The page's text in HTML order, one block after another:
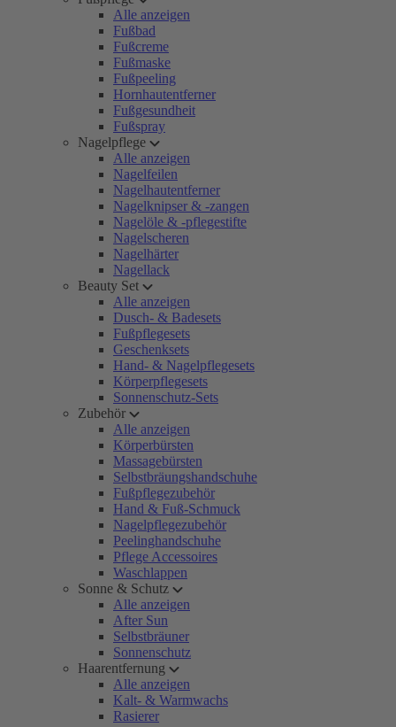
Alle anzeigen
Fußbad
Fußcreme
Fußmaske
Fußpeeling
Hornhautentferner
Fußgesundheit
Fußspray
Nagelpflege
Alle anzeigen
Nagelfeilen
Nagelhautentferner
Nagelknipser & -zangen
Nagelöle & -pflegestifte
Nagelscheren
Nagelhärter
Nagellack
Beauty Set
Alle anzeigen
Dusch- & Badesets
Fußpflegesets
Geschenksets
Hand- & Nagelpflegesets
Körperpflegesets
Sonnenschutz-Sets
Zubehör
Alle anzeigen
Körperbürsten
Massagebürsten
Selbstbräungshandschuhe
Fußpflegezubehör
Hand & Fuß-Schmuck
Nagelpflegezubehör
Peelinghandschuhe
Pflege Accessoires
Waschlappen
Sonne & Schutz
Alle anzeigen
After Sun
Selbstbräuner
Sonnenschutz
Haarentfernung
Alle anzeigen
Kalt- & Warmwachs
Rasierer